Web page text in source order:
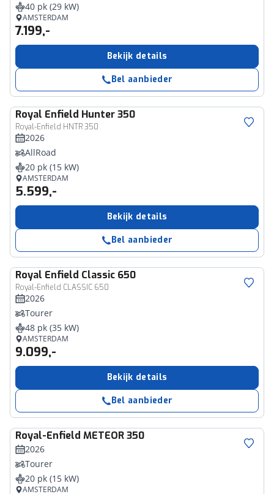
40 pk (29 kW)
AMSTERDAM
7.199,-
Bekijk details
Bel aanbieder
Royal Enfield Hunter 350
Royal-Enfield HNTR 350
2026
AllRoad
20 pk (15 kW)
AMSTERDAM
5.599,-
Bekijk details
Bel aanbieder
Royal Enfield Classic 650
Royal-Enfield CLASSIC 650
2026
Tourer
48 pk (35 kW)
AMSTERDAM
9.099,-
Bekijk details
Bel aanbieder
Royal-Enfield METEOR 350
2026
Tourer
20 pk (15 kW)
AMSTERDAM